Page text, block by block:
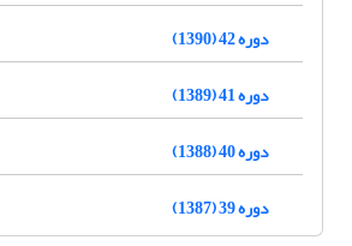
دوره 42 (1390)
دوره 41 (1389)
دوره 40 (1388)
دوره 39 (1387)